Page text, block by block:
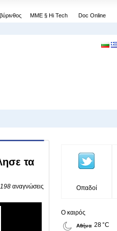
МΜΕ § Hi Tech Doc Online
τα
αναγνώσεις Οπαδοί
Ο καιρός
Αθήνα 28 °C